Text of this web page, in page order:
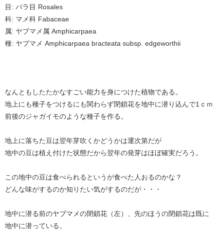
目: バラ目 Rosales
科: マメ科 Fabaceae
属: ヤブマメ属 Amphicarpaea
種: ヤブマメ Amphicarpaea bracteata subsp. edgeworthii
なんともしたたかなすごい能力を身につけた植物である。
地上にも種子をつけるにも関わらず閉鎖花を地中に潜り込んで1ｃｍ
前後のジャガイモのような種子を作る。
地上に落ちた豆は翌年芽吹くかどうかは運次第だが
地中の豆は植え付けた状態だから翌年の発芽はほぼ確実だろう。
この地中の豆は食べられるというが食べた人おるのかな？
どんな味がするのか知りたい気がするのだが・・・
地中に潜る前のヤブマメの閉鎖花（左）、先のほうの閉鎖花は既に
地中に潜っている。